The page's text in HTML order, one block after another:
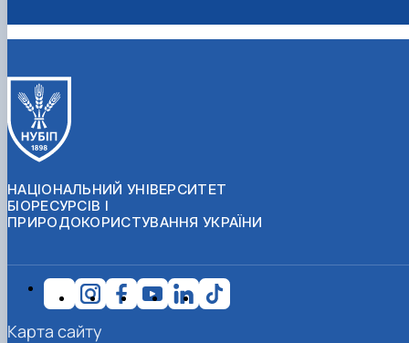
НАЦІОНАЛЬНИЙ УНІВЕРСИТЕТ
БІОРЕСУРСІВ І
ПРИРОДОКОРИСТУВАННЯ УКРАЇНИ
Карта сайту